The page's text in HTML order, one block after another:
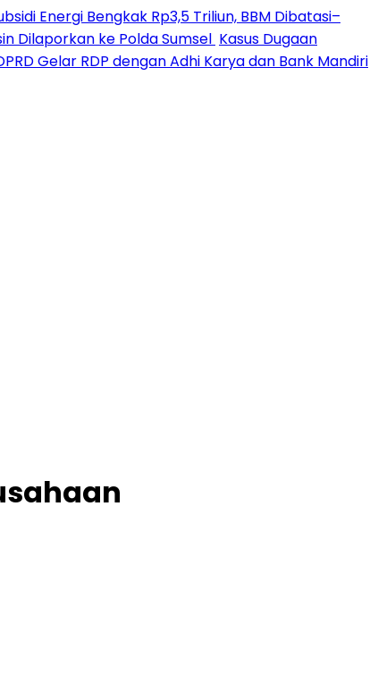
Energi Bengkak Rp3,5 Triliun, BBM Dibatasi–
Dilaporkan ke Polda Sumsel Kasus Dugaan
Gelar RDP dengan Adhi Karya dan Bank Mandiri